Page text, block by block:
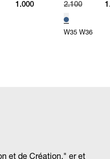
1.000
2.100
W35 W36
et de Création," er et